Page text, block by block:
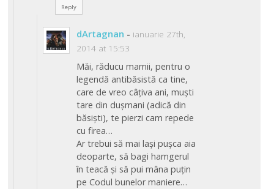
Reply
dArtagnan - ianuarie 27th,
2014 at 15:53
Măi, răducu mamii, pentru o
legendă antibăsistă ca tine,
care de vreo câțiva ani, muști
tare din dușmani (adică din
băsiști), te pierzi cam repede
cu firea…
Ar trebui să mai lași pușca aia
deoparte, să bagi hamgerul
în teacă și să pui mâna puțin
pe Codul bunelor maniere…